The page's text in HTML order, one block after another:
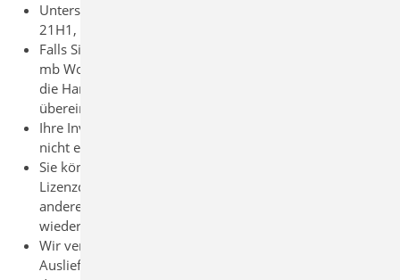
Unterstützte Betriebssysteme Windows 10 (1903 bis
21H1, 64-Bit)
Falls Sie in Ihrem Büro mehrere Arbeitsplätze mit der
mb WorkSuite ausstatten, achten Sie bitte darauf, dass
die Hardlock-Nummer und die Lizenznummer
übereinstimmen.
Ihre Investition hängt an dem Hardlock. Ein Verlust kann
nicht ersetzt werden.
Sie können das ISO-Image der Installation und die
Lizenzdatei archivieren, um so die Installation auf einem
anderen Rechner oder zu einem späteren Zeitpunkt zu
wiederholen.
Wir veröffentlichen im ersten Jahr ab
Auslieferungsbeginn der jeweiligen Version Patches, in